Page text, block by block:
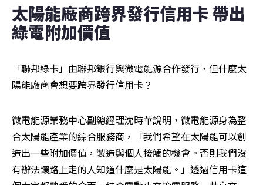
太陽能廠商跨界發行信用卡 帶出
綠電附加價值
「聯邦綠卡」由聯邦銀行與微電能源合作發行，但什麼太
陽能廠商會想要跨界發行信用卡？
微電能源業務中心副總經理沈時華說明，微電能源身為整
合太陽能產業的綜合服務商，「我們希望在太陽能可以創
造出一些附加價值，製造與個人接觸的機會。否則我們沒
有辦法讓路上走的人知道什麼是太陽能。」透過信用卡這